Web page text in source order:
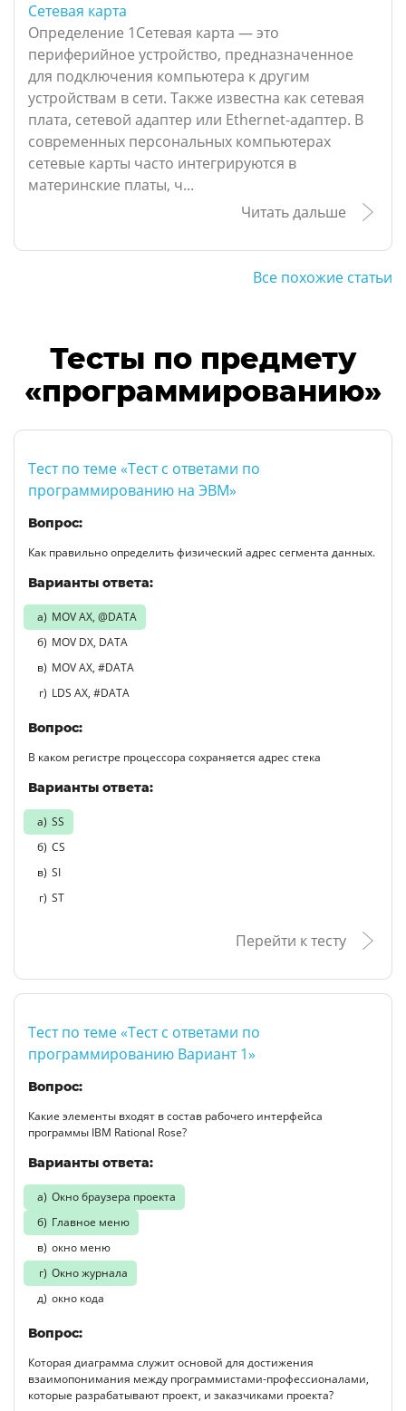
Сетевая карта
Определение 1Сетевая карта — это
периферийное устройство, предназначенное
для подключения компьютера к другим
устройствам в сети. Также известна как сетевая
плата, сетевой адаптер или Ethernet-адаптер. В
современных персональных компьютерах
сетевые карты часто интегрируются в
материнские платы, ч...
Читать дальше
Все похожие статьи
Тесты по предмету
«программированию»
Тест по теме «Тест с ответами по
программированию на ЭВМ»
Вопрос:
Как правильно определить физический адрес сегмента данных.
Варианты ответа:
MOV AX, @DATA
MOV DX, DATA
MOV AX, #DATA
LDS AX, #DATA
Вопрос:
В каком регистре процессора сохраняется адрес стека
Варианты ответа:
SS
CS
SI
ST
Перейти к тесту
Тест по теме «Тест с ответами по
программированию Вариант 1»
Вопрос:
Какие элементы входят в состав рабочего интерфейса
программы IBM Rational Rose?
Варианты ответа:
Окно браузера проекта
Главное меню
окно меню
Окно журнала
окно кода
Вопрос:
Которая диаграмма служит основой для достижения
взаимопонимания между программистами-профессионалами,
которые разрабатывают проект, и заказчиками проекта?